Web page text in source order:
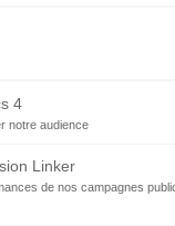
la largeur du
et intégré
favorites